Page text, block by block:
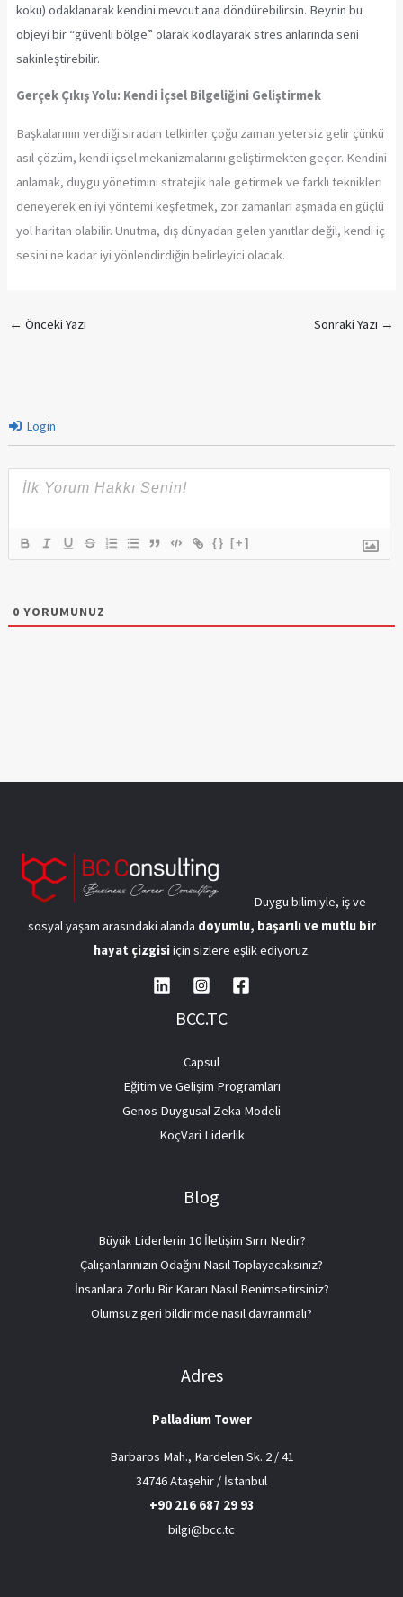
koku) odaklanarak kendini mevcut ana döndürebilirsin. Beynin bu
objeyi bir “güvenli bölge” olarak kodlayarak stres anlarında seni
sakinleştirebilir.
Gerçek Çıkış Yolu: Kendi İçsel Bilgeliğini Geliştirmek
Başkalarının verdiği sıradan telkinler çoğu zaman yetersiz gelir çünkü
asıl çözüm, kendi içsel mekanizmalarını geliştirmekten geçer. Kendini
anlamak, duygu yönetimini stratejik hale getirmek ve farklı teknikleri
deneyerek en iyi yöntemi keşfetmek, zor zamanları aşmada en güçlü
yol haritan olabilir. Unutma, dış dünyadan gelen yanıtlar değil, kendi iç
sesini ne kadar iyi yönlendirdiğin belirleyici olacak.
← Önceki Yazı Sonraki Yazı →
Login
{} [+]
0 YORUMUNUZ
Duygu bilimiyle, iş ve
sosyal yaşam arasındaki alanda doyumlu, başarılı ve mutlu bir
hayat çizgisiiçin sizlere eşlik ediyoruz.
BCC.TC
Capsul
Eğitim ve Gelişim Programları
Genos Duygusal Zeka Modeli
KoçVari Liderlik
Blog
Büyük Liderlerin 10 İletişim Sırrı Nedir?
Çalışanlarınızın Odağını Nasıl Toplayacaksınız?
İnsanlara Zorlu Bir Kararı Nasıl Benimsetirsiniz?
Olumsuz geri bildirimde nasıl davranmalı?
Adres
Palladium Tower
Barbaros Mah., Kardelen Sk. 2 / 41
34746 Ataşehir / İstanbul
+90 216 687 29 93
bilgi@bcc.tc